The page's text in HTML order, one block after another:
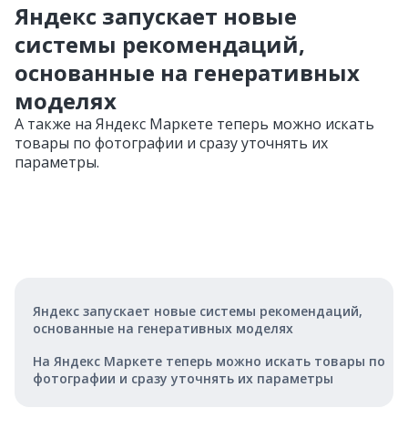
Яндекс запускает новые
системы рекомендаций,
основанные на генеративных
моделях
А также на Яндекс Маркете теперь можно искать
товары по фотографии и сразу уточнять их
параметры.
Яндекс запускает новые системы рекомендаций,
основанные на генеративных моделях
На Яндекс Маркете теперь можно искать товары по
фотографии и сразу уточнять их параметры